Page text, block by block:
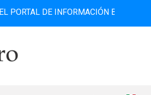
DE INFORMACIÓN BILINGÜE QUE